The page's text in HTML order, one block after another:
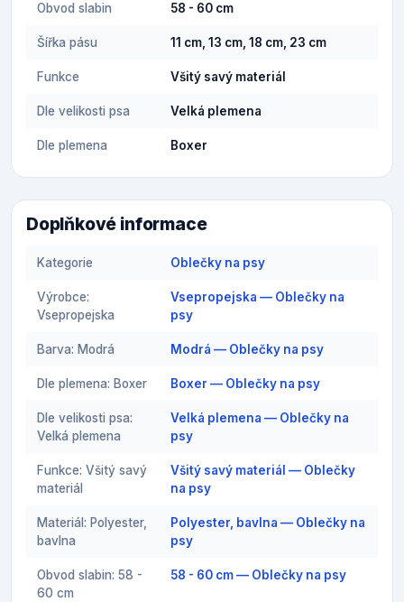
Obvod slabin 58 - 60 cm
Šířka pásu 11 cm, 13 cm, 18 cm, 23 cm
Funkce Všitý savý materiál
Dle velikosti psa Velká plemena
Dle plemena Boxer
Doplňkové informace
Kategorie Oblečky na psy
Výrobce:
Vsepropejska
Vsepropejska — Oblečky na
psy
Barva: Modrá Modrá — Oblečky na psy
Dle plemena: Boxer Boxer — Oblečky na psy
Dle velikosti psa:
Velká plemena
Velká plemena — Oblečky na
psy
Funkce: Všitý savý
materiál
Všitý savý materiál — Oblečky
na psy
Materiál: Polyester,
bavlna
Polyester, bavlna — Oblečky na
psy
Obvod slabin: 58 -
60 cm
58 - 60 cm — Oblečky na psy